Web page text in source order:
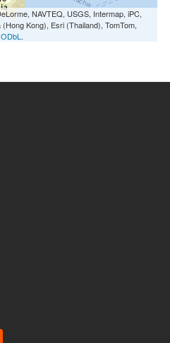
NAVTEQ, USGS, Intermap, iPC,
Kong), Esri (Thailand), TomTom,
ODbL .